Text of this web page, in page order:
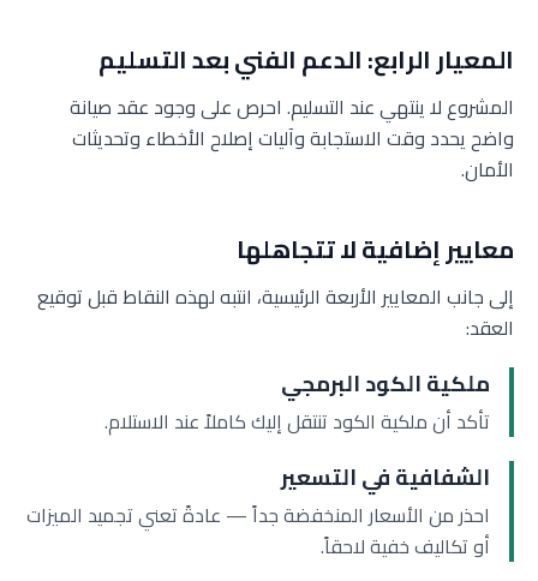
المعيار الرابع: الدعم الفني بعد التسليم
المشروع لا ينتهي عند التسليم. احرص على وجود عقد صيانة
واضح يحدد وقت الاستجابة وآليات إصلاح الأخطاء وتحديثات
الأمان.
معايير إضافية لا تتجاهلها
إلى جانب المعايير الأربعة الرئيسية، انتبه لهذه النقاط قبل توقيع
العقد:
ملكية الكود البرمجي
تأكد أن ملكية الكود تنتقل إليك كاملاً عند الاستلام.
الشفافية في التسعير
احذر من الأسعار المنخفضة جداً — عادةً تعني تجميد الميزات
أو تكاليف خفية لاحقاً.